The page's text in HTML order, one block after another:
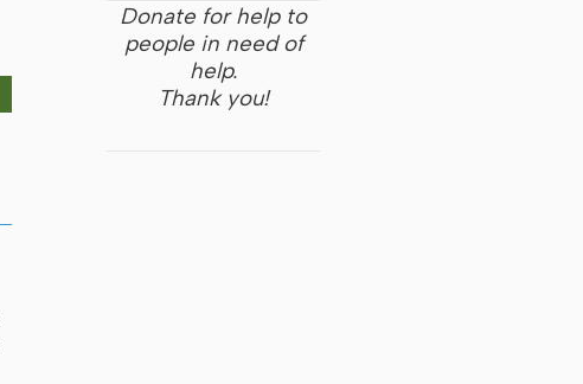
Donate for help to
people in need of
help.
Thank you!